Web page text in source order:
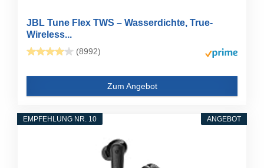
JBL Tune Flex TWS – Wasserdichte, True-
Wireless...
(8992)
Zum Angebot
ANGEBOT
EMPFEHLUNG NR. 10